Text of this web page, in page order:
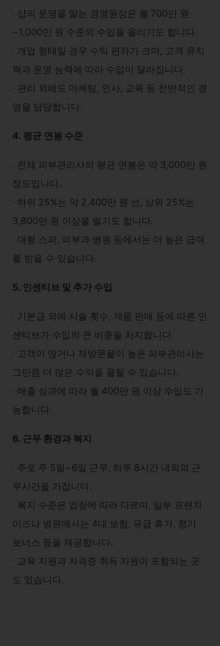
∙ 샵의 운영을 맡는 경영원장은 월 700만 원
~1,000만 원 수준의 수입을 올리기도 합니다.
∙ 개업 형태일 경우 수익 편차가 크며, 고객 유치
력과 운영 능력에 따라 수입이 달라집니다.
∙ 관리 외에도 마케팅, 인사, 교육 등 전반적인 경
영을 담당합니다.
4. 평균 연봉 수준
∙ 전체 피부관리사의 평균 연봉은 약 3,000만 원
정도입니다.
∙ 하위 25%는 약 2,400만 원 선, 상위 25%는
3,800만 원 이상을 벌기도 합니다.
∙ 대형 스파, 피부과 병원 등에서는 더 높은 급여
를 받을 수 있습니다.
5. 인센티브 및 추가 수입
∙ 기본급 외에 시술 횟수, 제품 판매 등에 따른 인
센티브가 수입의 큰 비중을 차지합니다.
∙ 고객이 많거나 재방문율이 높은 피부관리사는
그만큼 더 많은 수익을 올릴 수 있습니다.
∙ 매출 성과에 따라 월 400만 원 이상 수입도 가
능합니다.
6. 근무 환경과 복지
∙ 주로 주 5일~6일 근무, 하루 8시간 내외의 근
무시간을 가집니다.
∙ 복지 수준은 업장에 따라 다르며, 일부 프랜차
이즈나 병원에서는 4대 보험, 유급 휴가, 정기
보너스 등을 제공합니다.
∙ 교육 지원과 자격증 취득 지원이 포함되는 곳
도 있습니다.